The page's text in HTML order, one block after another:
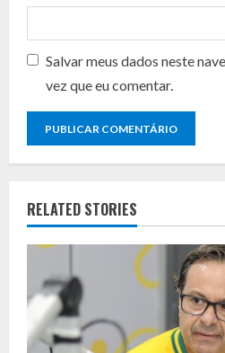
Salvar meus dados neste
vez que eu comentar.
RELATED STORIES